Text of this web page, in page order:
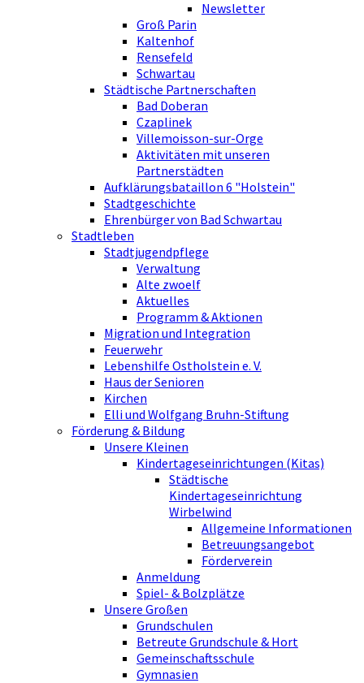
Newsletter
Groß Parin
Kaltenhof
Rensefeld
Schwartau
Städtische Partnerschaften
Bad Doberan
Czaplinek
Villemoisson-sur-Orge
Aktivitäten mit unseren
Partnerstädten
Aufklärungsbataillon 6 "Holstein"
Stadtgeschichte
Ehrenbürger von Bad Schwartau
Stadtleben
Stadtjugendpflege
Verwaltung
Alte zwoelf
Aktuelles
Programm & Aktionen
Migration und Integration
Feuerwehr
Lebenshilfe Ostholstein e. V.
Haus der Senioren
Kirchen
Elli und Wolfgang Bruhn-Stiftung
Förderung & Bildung
Unsere Kleinen
Kindertageseinrichtungen (Kitas)
Städtische
Kindertageseinrichtung
Wirbelwind
Allgemeine Informationen
Betreuungsangebot
Förderverein
Anmeldung
Spiel- & Bolzplätze
Unsere Großen
Grundschulen
Betreute Grundschule & Hort
Gemeinschaftsschule
Gymnasien